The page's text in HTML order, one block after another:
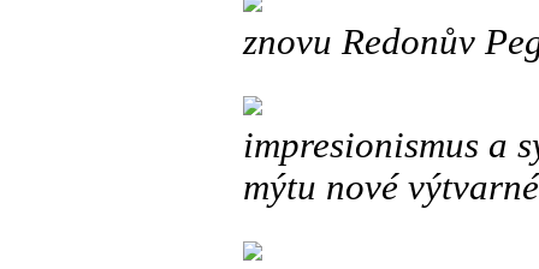
znovu Redonův
impresionismus a
mýtu nové